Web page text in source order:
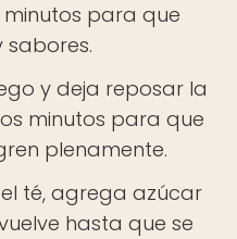
para que
sabores.
y deja reposar la
minutos para que
plenamente.
té, agrega azúcar
hasta que se